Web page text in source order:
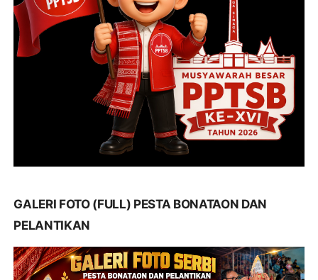
GALERI FOTO (FULL) PESTA BONATAON DAN
PELANTIKAN